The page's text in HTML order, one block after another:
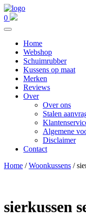
0
Home
Webshop
Schuimrubber
Kussens op maat
Merken
Reviews
Over
Over ons
Stalen
Algemene
Disclaimer
Contact
Home /Woonkussens /
sierkussen